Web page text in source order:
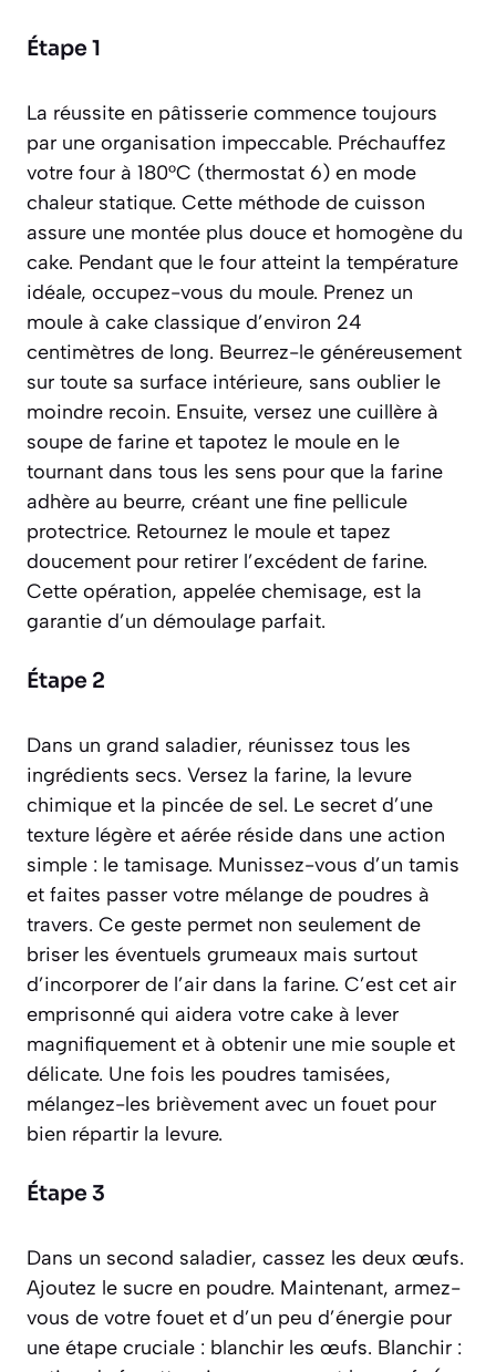
Étape 1
La réussite en pâtisserie commence toujours
par une organisation impeccable. Préchauffez
votre four à 180°C (thermostat 6) en mode
chaleur statique. Cette méthode de cuisson
assure une montée plus douce et homogène du
cake. Pendant que le four atteint la température
idéale, occupez-vous du moule. Prenez un
moule à cake classique d’environ 24
centimètres de long. Beurrez-le généreusement
sur toute sa surface intérieure, sans oublier le
moindre recoin. Ensuite, versez une cuillère à
soupe de farine et tapotez le moule en le
tournant dans tous les sens pour que la farine
adhère au beurre, créant une fine pellicule
protectrice. Retournez le moule et tapez
doucement pour retirer l’excédent de farine.
Cette opération, appelée chemisage, est la
garantie d’un démoulage parfait.
Étape 2
Dans un grand saladier, réunissez tous les
ingrédients secs. Versez la farine, la levure
chimique et la pincée de sel. Le secret d’une
texture légère et aérée réside dans une action
simple : le tamisage. Munissez-vous d’un tamis
et faites passer votre mélange de poudres à
travers. Ce geste permet non seulement de
briser les éventuels grumeaux mais surtout
d’incorporer de l’air dans la farine. C’est cet air
emprisonné qui aidera votre cake à lever
magnifiquement et à obtenir une mie souple et
délicate. Une fois les poudres tamisées,
mélangez-les brièvement avec un fouet pour
bien répartir la levure.
Étape 3
Dans un second saladier, cassez les deux œufs.
Ajoutez le sucre en poudre. Maintenant, armez-
vous de votre fouet et d’un peu d’énergie pour
une étape cruciale : blanchir les œufs. Blanchir :